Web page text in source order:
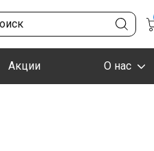
Акции О нас